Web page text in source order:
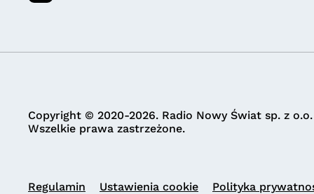
Copyright © 2020-2026. Radio Nowy Świat sp. z o.o.
Wszelkie prawa zastrzeżone.
Regulamin Ustawienia cookie Polityka